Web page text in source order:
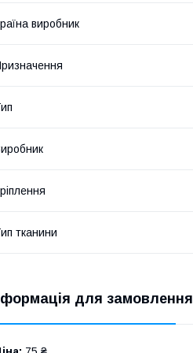
виробник
тканини
для замовлення